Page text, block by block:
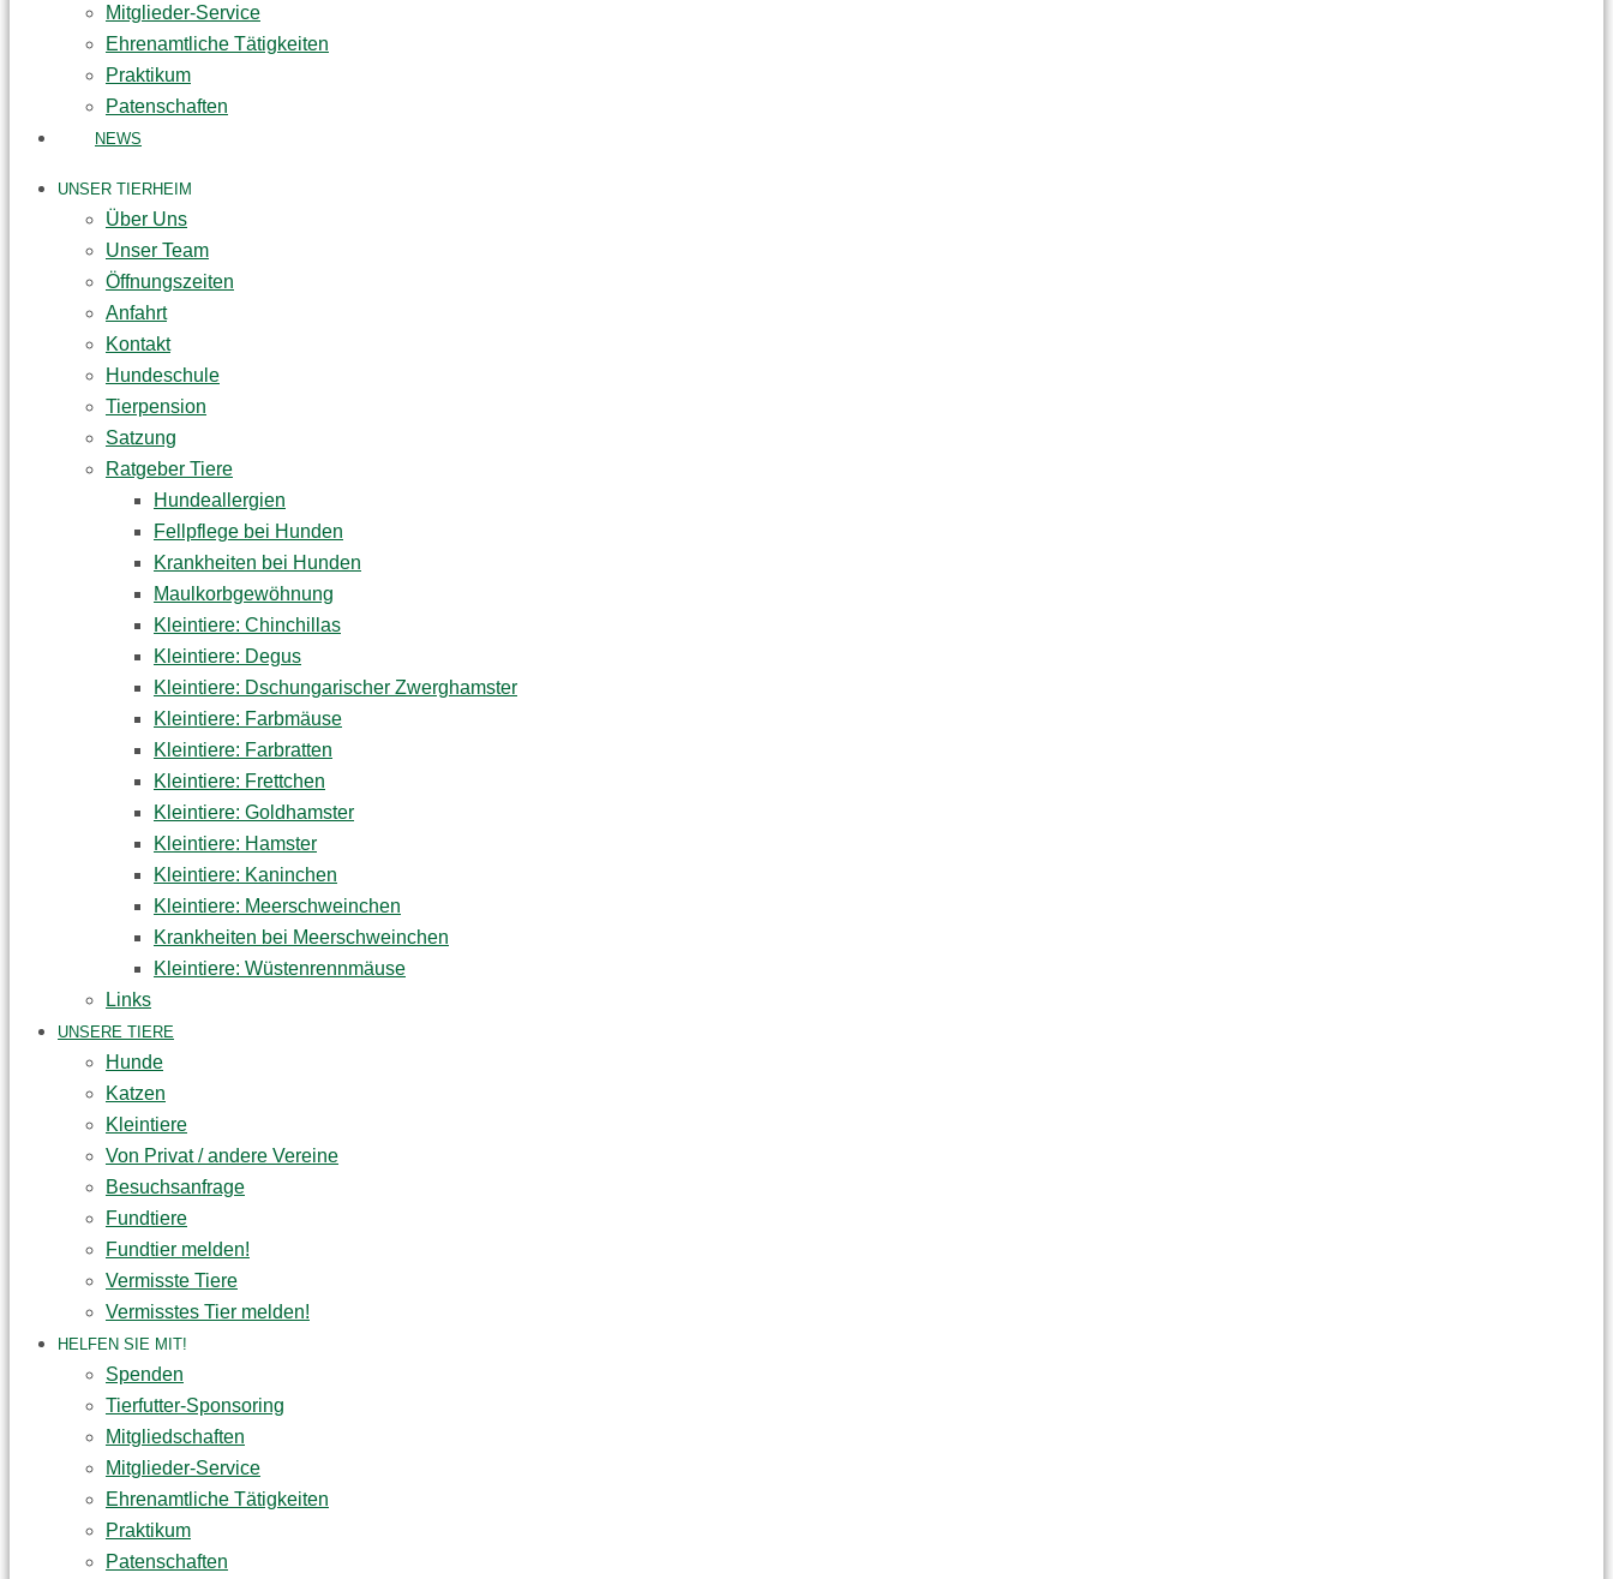
Mitglieder-Service
Ehrenamtliche Tätigkeiten
Praktikum
Patenschaften
NEWS
UNSER TIERHEIM
Über Uns
Unser Team
Öffnungszeiten
Anfahrt
Kontakt
Hundeschule
Tierpension
Satzung
Ratgeber Tiere
Hundeallergien
Fellpflege bei Hunden
Krankheiten bei Hunden
Maulkorbgewöhnung
Kleintiere: Chinchillas
Kleintiere: Degus
Kleintiere: Dschungarischer Zwerghamster
Kleintiere: Farbmäuse
Kleintiere: Farbratten
Kleintiere: Frettchen
Kleintiere: Goldhamster
Kleintiere: Hamster
Kleintiere: Kaninchen
Kleintiere: Meerschweinchen
Krankheiten bei Meerschweinchen
Kleintiere: Wüstenrennmäuse
Links
UNSERE TIERE
Hunde
Katzen
Kleintiere
Von Privat / andere Vereine
Besuchsanfrage
Fundtiere
Fundtier melden!
Vermisste Tiere
Vermisstes Tier melden!
HELFEN SIE MIT!
Spenden
Tierfutter-Sponsoring
Mitgliedschaften
Mitglieder-Service
Ehrenamtliche Tätigkeiten
Praktikum
Patenschaften